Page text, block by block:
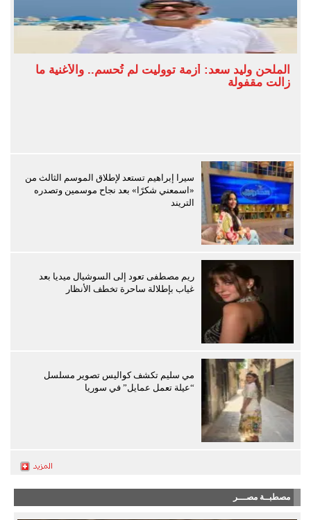
الملحن وليد سعد: أزمة تووليت لم تُحسم.. والأغنية ما
زالت مقفولة
سيرا إبراهيم تستعد لإطلاق الموسم الثالث من
«اسمعني شكرًا» بعد نجاح موسمين وتصدره
التريند
ريم مصطفى تعود إلى السوشيال ميديا بعد
غياب بإطلالة ساحرة تخطف الأنظار
مي سليم تكشف كواليس تصوير مسلسل
“عيلة تعمل عمايل” في سوريا
مصطبــة مصـــر